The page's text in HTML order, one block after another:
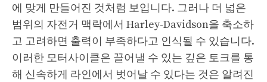
에 맞게 만들어진 것처럼 보입니다. 그러나 더 넓은
범위의 자전거 맥락에서 Harley-Davidson을 축소하
고 고려하면 출력이 부족하다고 인식될 수 있습니다.
이러한 모터사이클은 끌어낼 수 있는 깊은 토크를 통
해 신속하게 라인에서 벗어날 수 있다는 것은 알려진